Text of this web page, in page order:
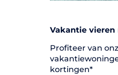
Vakantie
Profiteer van
kortingen*